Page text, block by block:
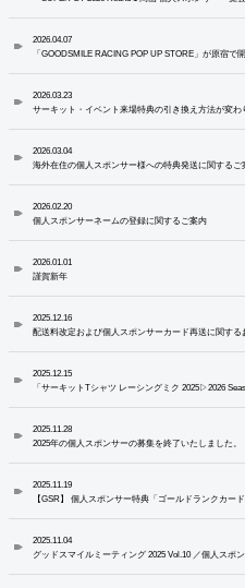
2026.04.07
「GOODSMILE RACING POP UP STORE」が原宿で開
2026.03.23
サーキット・イベント来場特典の引き換え方法が変わ
2026.03.04
海外在住の個人スポンサー様への特典発送に関するご
2026.02.20
個人スポンサーネームの登録に関するご案内
2026.01.01
謹賀新年
2025.12.16
配送料改定および個人スポンサーカード再送に関する
2025.12.15
「サーキットTシャツ レーシングミク 2025▷2026
2025.11.28
2025年の個人スポンサーの募集を終了いたしました。
2025.11.19
【GSR】 個人スポンサー特典「ゴールドランクカー
2025.11.04
グッドスマイルミーティング 2025 Vol.10 ／個人スポ